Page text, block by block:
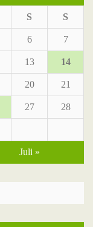
S S
6 7
13 14
20 21
27 28
Juli »